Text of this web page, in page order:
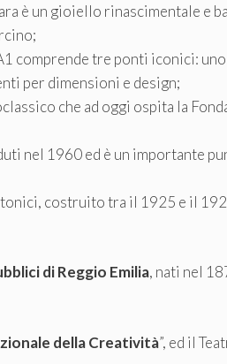
è un gioiello rinascimentale e
comprende tre ponti iconici:
per dimensioni e design;
che ad oggi ospita la
nel 1960 ed è un importante
costruito tra il 1925 e il
di Reggio Emilia, nati nel
della Creatività”, ed il